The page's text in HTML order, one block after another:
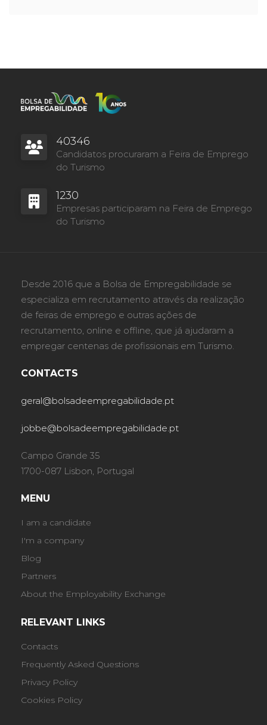
40346
Candidatos procuraram a Feira de Emprego
do Turismo
1230
Empresas participaram na Feira de Emprego
do Turismo
Desde 2016 que a Bolsa de Empregabilidade se
especializa em recrutamento através da realização
de feiras de emprego e outras ações de
recrutamento, online e offline, que já ajudaram a
empregar centenas de profissionais em Turismo.
CONTACTS
geral@bolsadeempregabilidade.pt
jobbe@bolsadeempregabilidade.pt
Campo Grande 35
1700-087 Lisbon, Portugal
MENU
I am a candidate
I'm a company
Blog
Partners
About the Employability Exchange
RELEVANT LINKS
Contacts
Frequently Asked Questions
Privacy Policy
Cookies Policy